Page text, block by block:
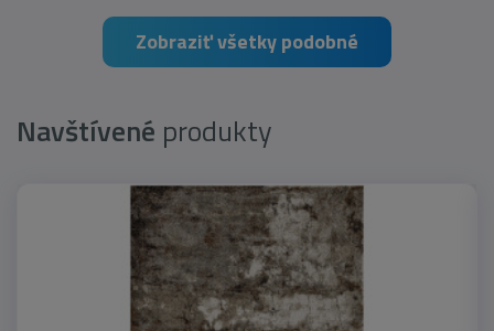
Zobraziť všetky podobné
Navštívené produkty